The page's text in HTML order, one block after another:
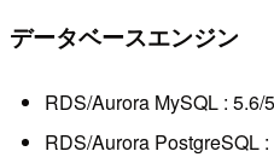
データベースエンジン
RDS/Aurora MySQL : 5.6/
RDS/Aurora PostgreSQL